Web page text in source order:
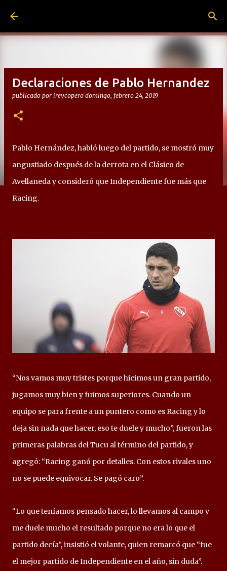
Declaraciones de Pablo Hernandez
publicado por ireycopero domingo, febrero 24, 2019
Pablo Hernández, habló luego del partido, se mostró muy
angustiado después de la derrota en el Clásico de
Avellaneda y consideró que Independiente fue más que
Racing.
“Nos vamos muy tristes porque hicimos un gran partido,
jugamos muy bien y fuimos superiores. Cuando un
equipo se para frente a un puntero como es Racing y lo
deja sin nada que hacer, eso te duele y mucho”, fueron las
primeras palabras del Tucu al término del partido, y
agregó: “Racing ganó por detalles. Con estos rivales uno
no se puede equivocar. Se pagó caro”.
“Lo que teníamos pensado hacer, lo llevamos al campo y
me duele mucho el resultado porque no era lo que el
partido decía”, insistió el volante, quien remarcó que “fue
el mejor partido de Independiente en el año, sin duda”.